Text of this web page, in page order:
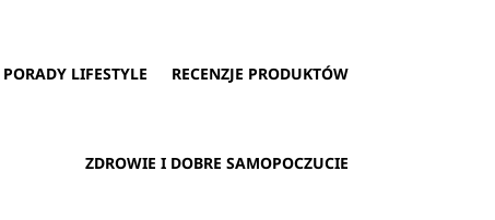
PORADY LIFESTYLE RECENZJE PRODUKTÓW
ZDROWIE I DOBRE SAMOPOCZUCIE